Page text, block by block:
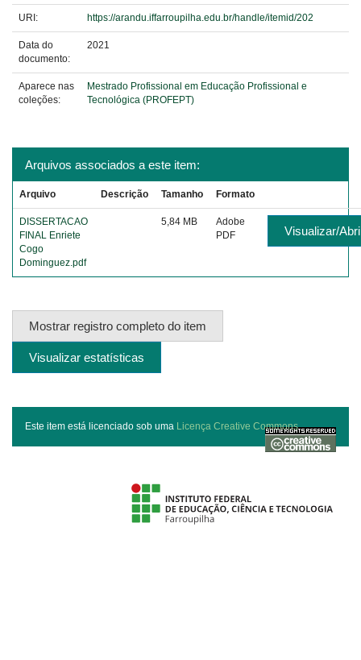
URI: https://arandu.iffarroupilha.edu.br/handle/itemid/202
Data do
documento:
2021
Aparece nas
coleções:
Mestrado Profissional em Educação Profissional e
Tecnológica (PROFEPT)
Arquivos associados a este item:
Arquivo Descrição Tamanho Formato
DISSERTACAO
FINAL Enriete
Cogo
Dominguez.pdf
5,84 MB
Adobe
PDF
Visualizar/
Mostrar registro completo do item
Visualizar estatísticas
Este item está licenciado sob uma Licença Creative Commons